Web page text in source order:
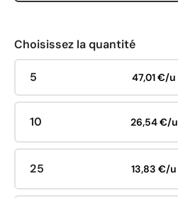
Choisissez la quantité
5 47,01 €/u
10 26,54 €/u
25 13,83 €/u